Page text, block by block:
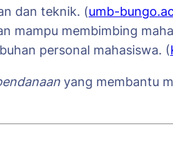
dan teknik. (umb-
mampu membimbing
personal mahasiswa. (
yang membantu